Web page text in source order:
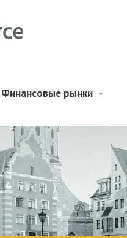
Финансовые рынки